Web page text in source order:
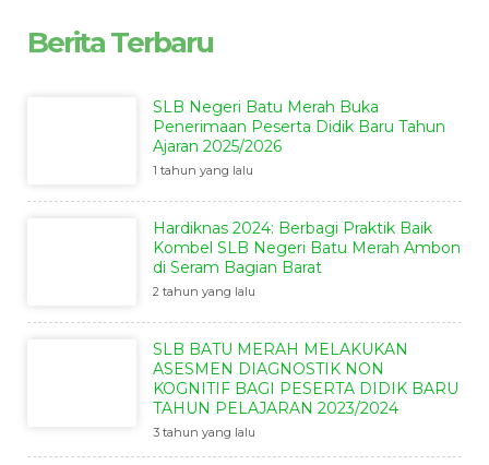
Berita Terbaru
SLB Negeri Batu Merah Buka
Penerimaan Peserta Didik Baru Tahun
Ajaran 2025/2026
1 tahun yang lalu
Hardiknas 2024: Berbagi Praktik Baik
Kombel SLB Negeri Batu Merah Ambon
di Seram Bagian Barat
2 tahun yang lalu
SLB BATU MERAH MELAKUKAN
ASESMEN DIAGNOSTIK NON
KOGNITIF BAGI PESERTA DIDIK BARU
TAHUN PELAJARAN 2023/2024
3 tahun yang lalu